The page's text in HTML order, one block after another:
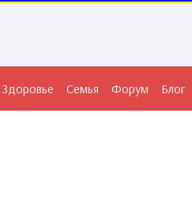
Здоровье Семья Форум Блог